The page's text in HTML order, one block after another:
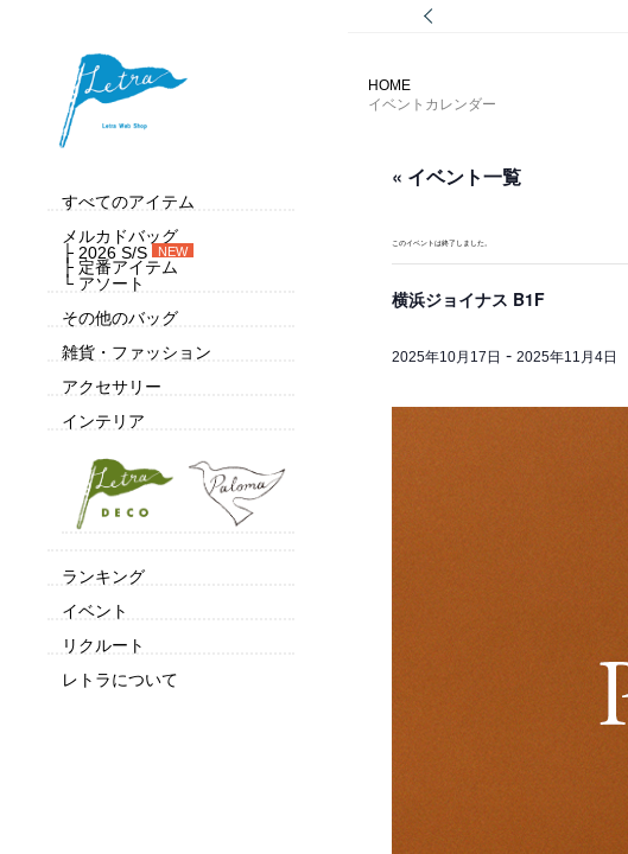
すべてのアイテム
メルカドバッグ
├ 2026 S/S
NEW
├ 定番アイテム
└ アソート
その他のバッグ
雑貨・ファッション
アクセサリー
インテリア
ランキング
イベント
リクルート
レトラについて
HOME
イベントカレンダー
« イベント一覧
このイベントは終了しました。
横浜ジョイナス B1F
2025年10月17日 - 2025年11月4日